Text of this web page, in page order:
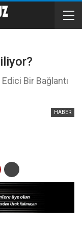
Bir Bağlantı
HABER